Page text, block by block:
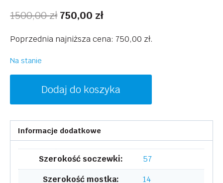
1500,00zł Pierwotna
wynosiła:
750,00 złAktualna
wynosi:
Poprzednia najniższa cena: 750,00 zł.
Na stanie
VICTORIA
BECKHAM
VB639S
001
Dodaj do koszyka
Informacje dodatkowe
Szerokość soczewki:
57
Szerokość mostka:
14